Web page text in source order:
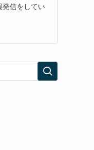
発信をしてい